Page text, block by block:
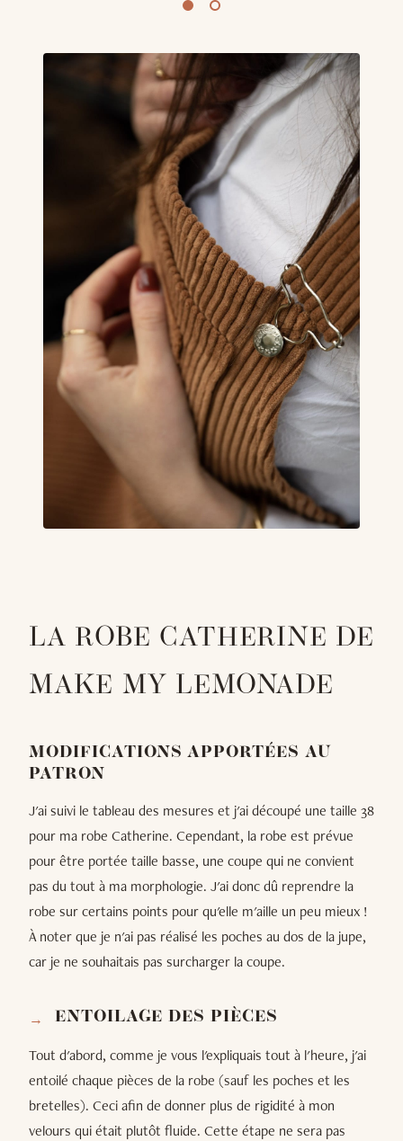
LA ROBE CATHERINE DE
MAKE MY LEMONADE
MODIFICATIONS APPORTÉES AU
PATRON
J'ai suivi le tableau des mesures et j'ai découpé une taille 38
pour ma robe Catherine. Cependant, la robe est prévue
pour être portée taille basse, une coupe qui ne convient
pas du tout à ma morphologie. J'ai donc dû reprendre la
robe sur certains points pour qu'elle m'aille un peu mieux !
À noter que je n'ai pas réalisé les poches au dos de la jupe,
car je ne souhaitais pas surcharger la coupe.
ENTOILAGE DES PIÈCES
Tout d'abord, comme je vous l'expliquais tout à l'heure, j'ai
entoilé chaque pièces de la robe (sauf les poches et les
bretelles). Ceci afin de donner plus de rigidité à mon
velours qui était plutôt fluide. Cette étape ne sera pas